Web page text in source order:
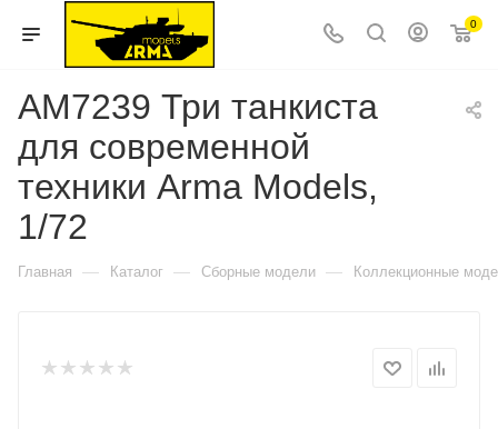
0
AM7239 Три танкиста
для современной
техники Arma Models,
1/72
Главная — Каталог — Сборные модели — Коллекционные